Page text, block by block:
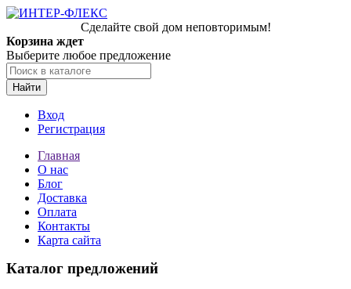
Сделайте свой дом неповторимым!
Корзина ждет
Выберите любое предложение
Найти
Вход
Регистрация
Главная
О нас
Блог
Доставка
Оплата
Контакты
Карта сайта
Каталог предложений